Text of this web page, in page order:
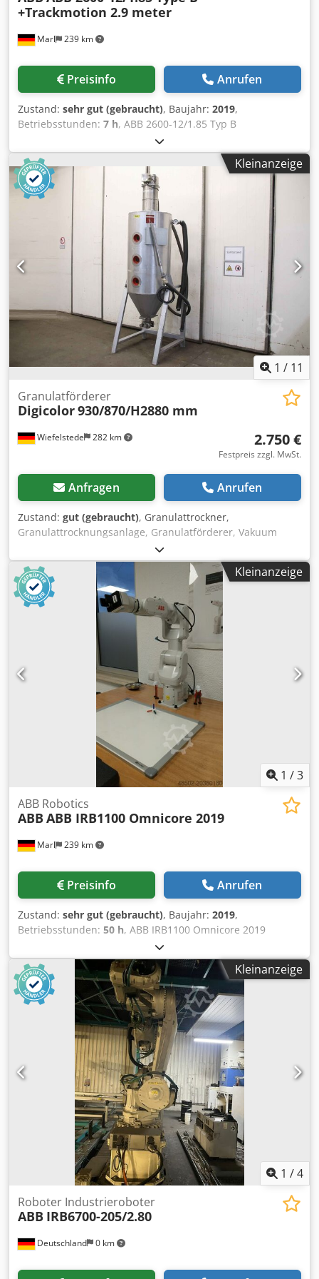
Achse 3 458-1 Gegensteckersatz Anwendersignale an
Achse 1 bis 3 inkl. BUS (CP/CS/BUS): Gegensteckersatz
Anwendersignale an Achse 3 inkl. BUS (CP/CS/BUS)
GENERAL: 448-2 Lieferungsprojekt: Expanded Offer
Marl 239 km
+Trackmotion 2.9 meter
Preisinfo Anrufen
Zustand: sehr gut (gebraucht), Baujahr: 2019,
Betriebsstunden: 7 h, ABB 2600-12/1.85 Typ B
+Trackmotion 2,9 Meter, komplett wie neu, DTC 7 Stunden,
Baujahr 2019 Dsdpeyl Avqofx Agpjwa ENTWICKLUNG DER
GSG ROBOTICS Die 2005 in Gütersloh gegründete GSG
Robotics GmbH ist seit 2015 mit einem großzügigen
Servicebereich für Roboterwartung und -reparatur in Marl
ansässig. Im Laufe der Jahre haben wir uns zu einem
ganzheitlichen Partner in allen Belangen rund um
Industrieroboter und Automatisierungstechnik entwickelt.
Wir sind Full-Service-Dienstleister für die beiden
namhaften Roboterhersteller ABB und Fanuc.
Kleinanzeige
1 / 11
Wiefelstede 282 km
Granulatförderer
Digicolor930/870/H2880 mm
2.750 €
Festpreis zzgl. MwSt.
Anfragen Anrufen
Zustand: gut (gebraucht), Granulattrockner,
Granulattrocknungsanlage, Granulatförderer, Vakuum
Förderer -Hersteller: Digicolor, Granulatförderer Vakuum-
Förderer -Typ: leider ohne Typbezeichnung -Gehäuse:
Material VA -Einzelkomponenten/Maße: siehe Fotos /
techn. Zeichnung -Abmessung ges.: 930/870/H2880 mm -
Transportabmessung: 930/870/H2280 mm Dwedpfx Aspz
Sgfjgpsa -Gewicht: 141 kg
Kleinanzeige
1 /3
Marl 239 km
ABB Robotics
ABB ABB IRB1100 Omnicore 2019
Preisinfo Anrufen
Zustand: sehr gut (gebraucht), Baujahr: 2019,
Betriebsstunden: 50 h, ABB IRB1100 Omnicore 2019
ENTWICKLUNG VON GSG ROBOTICS Dodpfx Agjxq
Tuyopewa GSG Robotics GmbH, 2005 in Gütersloh
gegründet, ist die GSG Robotics GmbH seit 2015 in Marl
ansässig mit einem großzügigen Servicebereich für
Roboterwartung und -reparatur. Im Laufe der Jahre haben
wir uns zum ganzheitlichen Partner in allen Belangen rund
um Industrieroboter und Automatisierungstechnik
entwickelt. Wir sind Full-Service-Dienstleister für die
beiden namhaften Roboterhersteller ABB und Fanuc.
Kleinanzeige
1 /4
Deutschland 0 km
Roboter Industrieroboter
ABB IRB6700-205/2.80